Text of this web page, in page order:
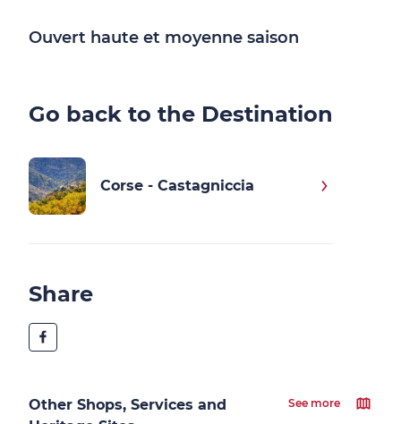
Ouvert haute et moyenne saison
Go back to the Destination
Corse - Castagniccia
Share
Other Shops, Services and
See more